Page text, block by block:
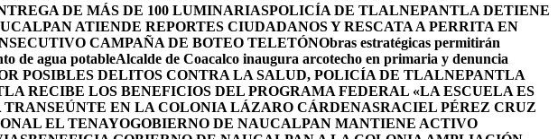
DE MÁS DE 100 LUMINARIASPOLICÍA DE TLALNEPANTLA DETIENE
ATIENDE REPORTES CIUDADANOS Y RESCATA A PERRITA EN
CAMPAÑA DE BOTEO TELETÓNObras estratégicas permitirán
de agua potableAlcalde de Coacalco inaugura arcotecho en primaria y denuncia
POSIBLES DELITOS CONTRA LA SALUD, POLICÍA DE TLALNEPANTLA
RECIBE LOS BENEFICIOS DEL PROGRAMA FEDERAL «LA ESCUELA ES
EN LA COLONIA LÁZARO CÁRDENASRACIEL PÉREZ CRUZ
EL TENAYOGOBIERNO DE NAUCALPAN MANTIENE ACTIVO